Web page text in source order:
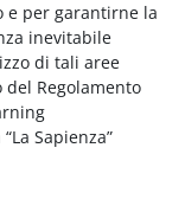
e per garantirne la
inevitabile
di tali aree
Regolamento
Sapienza”